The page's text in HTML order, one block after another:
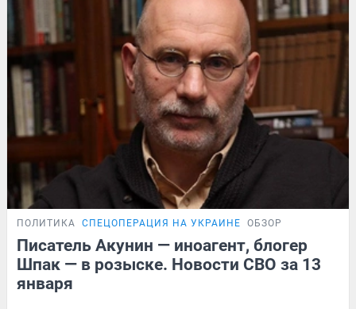
ПОЛИТИКА СПЕЦОПЕРАЦИЯ НА УКРАИНЕ ОБЗОР
Писатель Акунин — иноагент, блогер
Шпак — в розыске. Новости СВО за 13
января